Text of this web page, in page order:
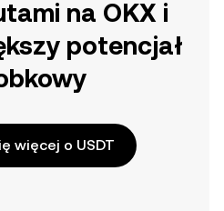
na OKX i
potencjał
więcej o USDT